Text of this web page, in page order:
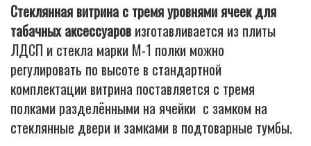
Стеклянная витрина с тремя уровнями ячеек для
табачных аксессуаров изготавливается из плиты
ЛДСП и стекла марки М-1 полки можно
регулировать по высоте в стандартной
комплектации витрина поставляется с тремя
полками разделёнными на ячейки с замком на
стеклянные двери и замками в подтоварные тумбы.